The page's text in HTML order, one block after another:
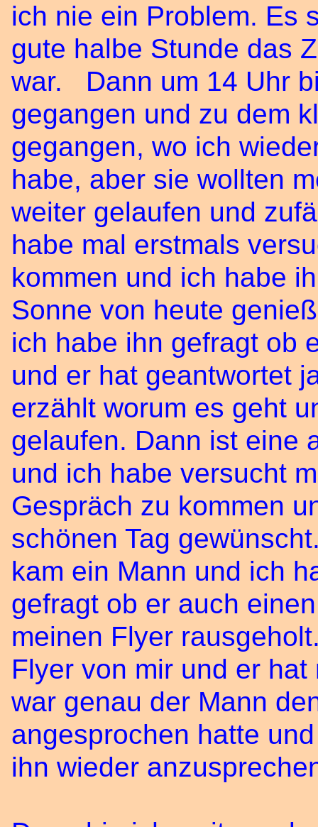
ich nie ein Problem. Es
gute halbe Stunde das
war. Dann um 14 Uhr
gegangen und zu dem
gegangen, wo ich
habe, aber sie wollten
weiter gelaufen und
habe mal erstmals
kommen und ich habe
Sonne von heute
ich habe ihn gefragt ob
und er hat geantwortet
erzählt worum es geht
gelaufen. Dann ist eine
und ich habe versucht
Gespräch zu kommen
schönen Tag
kam ein Mann und ich
gefragt ob er auch
meinen Flyer
Flyer von mir und er
war genau der Mann
angesprochen hatte
ihn wieder